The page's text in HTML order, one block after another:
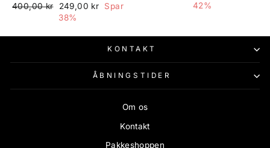
Normalpris
400,00 kr Udsalgspris
249,00 kr
Spar
38%
42%
KONTAKT
ÅBNINGSTIDER
Om os
Kontakt
Pakkeshoppen